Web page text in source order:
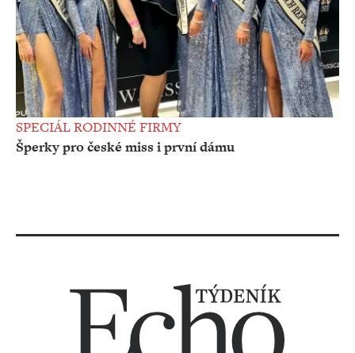
SPECIÁL RODINNÉ FIRMY
Šperky pro české miss i první dámu